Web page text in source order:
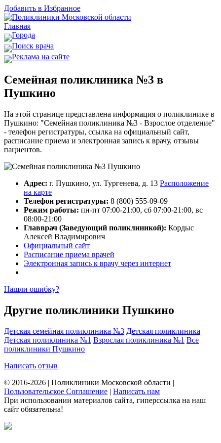
Добавить в Избранное
Главная
Города
Поиск врача
Реклама на сайте
Cемейная поликлиника №3 в
Пушкино
На этой странице представлена информация о поликлинике в
Пушкино: "Cемейная поликлиника №3 - Взрослое отделение"
- телефон регистратуры, ссылка на официальный сайт,
расписание приема и электронная запись к врачу, отзывы
пациентов.
Адрес: г. Пушкино, ул. Тургенева, д. 13 Расположение
на карте
Телефон регистратуры: 8 (800) 555-09-09
Режим работы: пн-пт 07:00-21:00, сб 07:00-21:00, вс
08:00-21:00
Главврач (Заведующий поликлиникой): Кордыс
Алексей Владимирович
Официальный сайт
Расписание приема врачей
Электронная запись к врачу через интернет
Нашли ошибку?
Другие поликлиники Пушкино
Детская семейная поликлиника №3 Детская поликлиника
Детская поликлиника №1 Взрослая поликлиника №1 Все
поликлиники Пушкино
Написать отзыв
© 2016-2026 | Поликлиники Московской области |
Пользовательское Соглашение | Написать нам
При использовании материалов сайта, гиперссылка на наш
сайт обязательна!